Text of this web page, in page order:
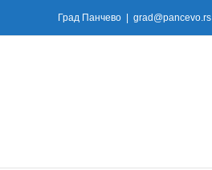
Град Панчево grad@pancevo.rs